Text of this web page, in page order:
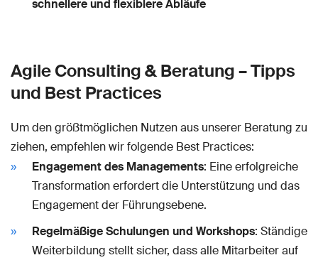
schnellere und flexiblere Abläufe
Agile Consulting & Beratung – Tipps
und Best Practices
Um den größtmöglichen Nutzen aus unserer Beratung zu
ziehen, empfehlen wir folgende Best Practices:
Engagement des Managements: Eine erfolgreiche
Transformation erfordert die Unterstützung und das
Engagement der Führungsebene.
Regelmäßige Schulungen und Workshops: Ständige
Weiterbildung stellt sicher, dass alle Mitarbeiter auf